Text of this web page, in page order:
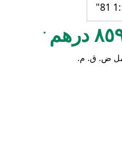
1:1
درهم .
ض. ق. م.